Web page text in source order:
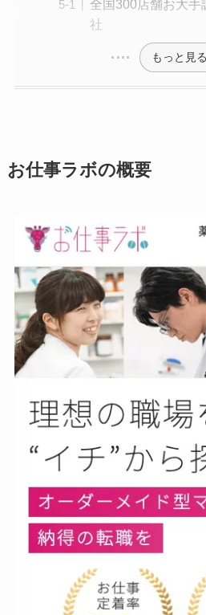
全国300店舗お大手
社
もっと見る
お仕事ラボの概要